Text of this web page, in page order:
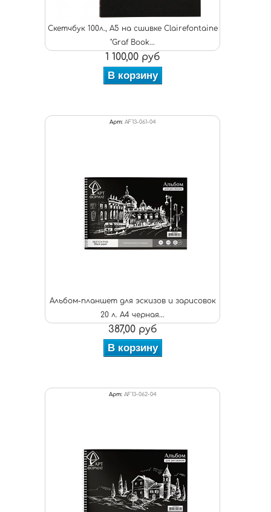
Скетчбук 100л., А5 на сшивке Clairefontaine
"Graf Book...
1 100,00 руб
В корзину
Арт: AF13-061-04
Альбом-планшет для эскизов и зарисовок
20 л. А4 черная...
387,00 руб
В корзину
Арт: AF13-062-04